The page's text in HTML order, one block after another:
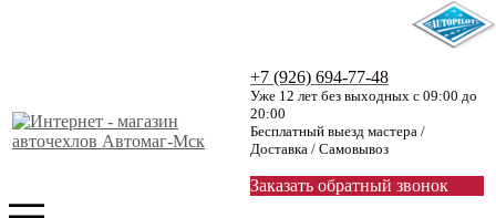
+7 (926) 694-77-48
Уже 12 лет без выходных с 09:00 до
20:00
Бесплатный выезд мастера /
Доставка / Самовывоз
Заказать обратный звонок